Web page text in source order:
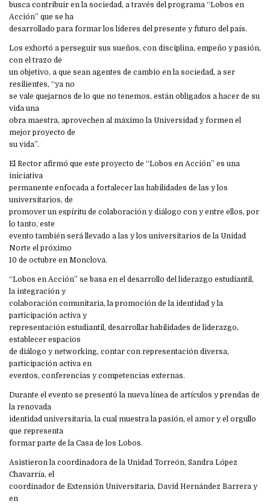
busca contribuir en la sociedad, a través del programa “Lobos en
Acción” que se ha
desarrollado para formar los líderes del presente y futuro del país.
Los exhortó a perseguir sus sueños, con disciplina, empeño y pasión,
con el trazo de
un objetivo, a que sean agentes de cambio en la sociedad, a ser
resilientes, “ya no
se vale quejarnos de lo que no tenemos, están obligados a hacer de su
vida una
obra maestra, aprovechen al máximo la Universidad y formen el
mejor proyecto de
su vida”.
El Rector afirmó que este proyecto de “Lobos en Acción” es una
iniciativa
permanente enfocada a fortalecer las habilidades de las y los
universitarios, de
promover un espíritu de colaboración y diálogo con y entre ellos, por
lo tanto, este
evento también será llevado a las y los universitarios de la Unidad
Norte el próximo
10 de octubre en Monclova.
“Lobos en Acción” se basa en el desarrollo del liderazgo estudiantil,
la integración y
colaboración comunitaria, la promoción de la identidad y la
participación activa y
representación estudiantil, desarrollar habilidades de liderazgo,
establecer espacios
de diálogo y networking, contar con representación diversa,
participación activa en
eventos, conferencias y competencias externas.
Durante el evento se presentó la nueva línea de artículos y prendas de
la renovada
identidad universitaria, la cual muestra la pasión, el amor y el orgullo
que representa
formar parte de la Casa de los Lobos.
Asistieron la coordinadora de la Unidad Torreón, Sandra López
Chavarría, el
coordinador de Extensión Universitaria, David Hernández Barrera y
en